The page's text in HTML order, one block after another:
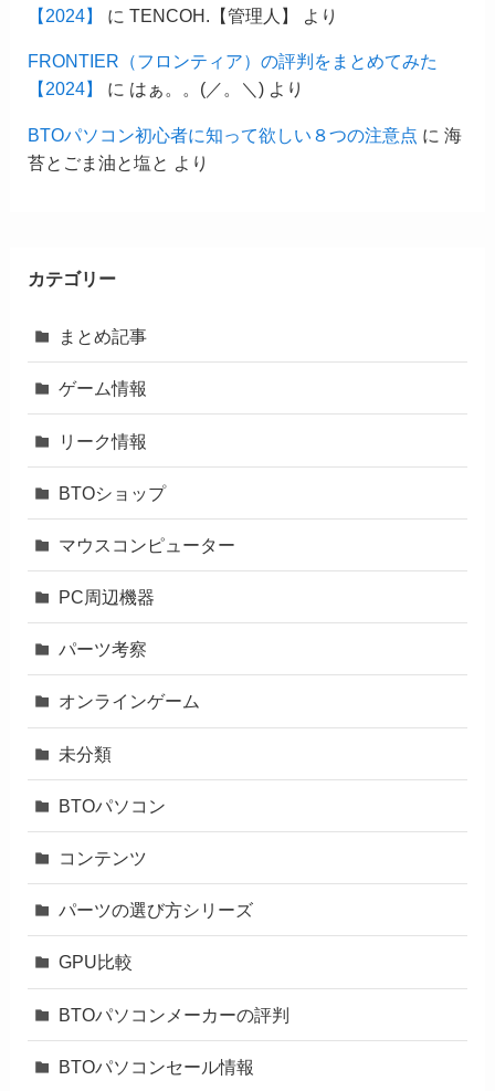
【2024】
に TENCOH.【管理人】 より
FRONTIER（フロンティア）の評判をまとめてみた
【2024】
に はぁ。。(／。＼)より
BTOパソコン初心者に知って欲しい８つの注意点 に 海
苔とごま油と塩と
より
カテゴリー
まとめ記事
ゲーム情報
リーク情報
BTOショップ
マウスコンピューター
PC周辺機器
パーツ考察
オンラインゲーム
未分類
BTOパソコン
コンテンツ
パーツの選び方シリーズ
GPU比較
BTOパソコンメーカーの評判
BTOパソコンセール情報